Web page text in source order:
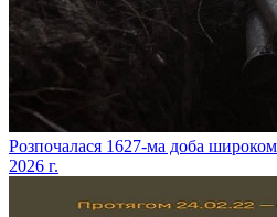
​Розпочалася 1627-ма доба
2026 г.